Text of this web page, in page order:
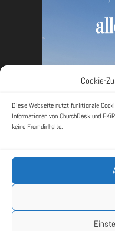
Cookie-
Diese Webseite nutzt funktionale
Informationen von ChurchDesk und
keine Fremdinhalte.
Rückblick
© 2026 - Ev.